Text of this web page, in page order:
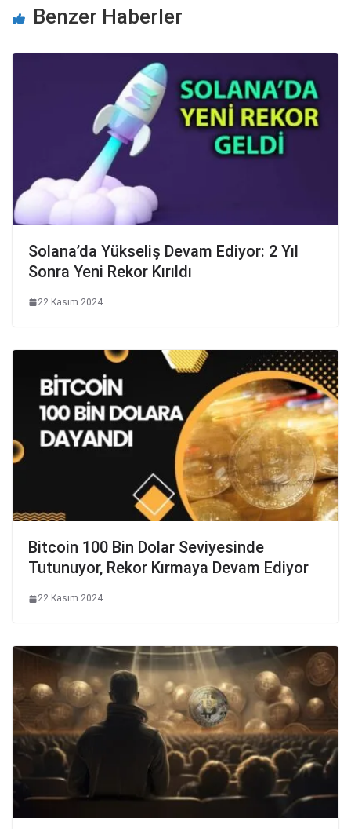
Benzer Haberler
Solana’da Yükseliş Devam Ediyor: 2 Yıl
Sonra Yeni Rekor Kırıldı
22 Kasım 2024
Bitcoin 100 Bin Dolar Seviyesinde
Tutunuyor, Rekor Kırmaya Devam Ediyor
22 Kasım 2024